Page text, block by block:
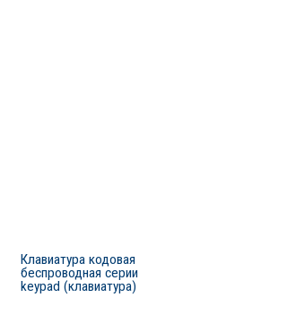
Клавиатура кодовая
беспроводная серии
keypad (клавиатура)